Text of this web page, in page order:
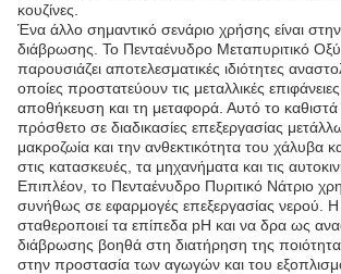
κουζίνες.
Ένα άλλο σημαντικό σενάριο χρήσης είναι
διάβρωσης. Το Πενταένυδρο Μεταπυριτικό
παρουσιάζει αποτελεσματικές ιδιότητες
οποίες προστατεύουν τις μεταλλικές
αποθήκευση και τη μεταφορά. Αυτό το
πρόσθετο σε διαδικασίες επεξεργασίας
μακροζωία και την ανθεκτικότητα του χάλυβα
στις κατασκευές, τα μηχανήματα και τις
Επιπλέον, το Πενταένυδρο Πυριτικό Νάτριο
συνήθως σε εφαρμογές επεξεργασίας νερού. Η
σταθεροποιεί τα επίπεδα pH και να δρα ως
διάβρωσης βοηθά στη διατήρηση της
στην προστασία των αγωγών και του